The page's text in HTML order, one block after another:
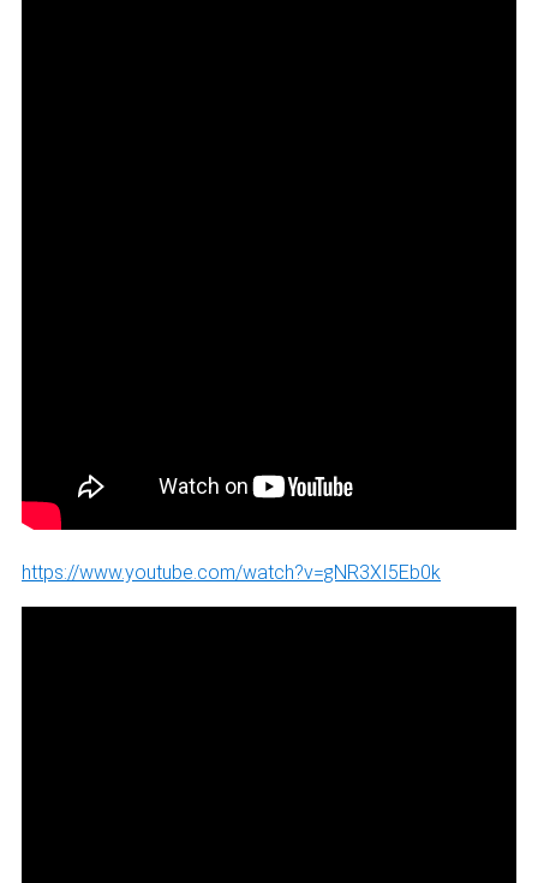
https://www.youtube.com/watch?v=gNR3XI5Eb0k